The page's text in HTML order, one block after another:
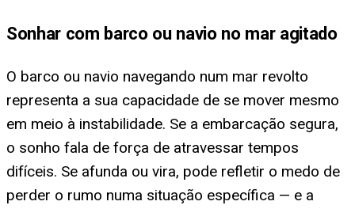
Sonhar com barco ou navio no mar agitado
O barco ou navio navegando num mar revolto
representa a sua capacidade de se mover mesmo
em meio à instabilidade. Se a embarcação segura,
o sonho fala de força de atravessar tempos
difíceis. Se afunda ou vira, pode refletir o medo de
perder o rumo numa situação específica — e a